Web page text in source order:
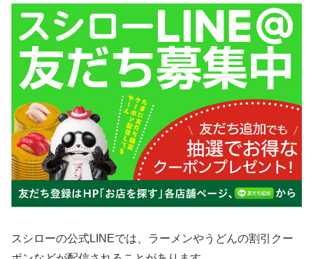
スシローの公式LINEでは、ラーメンやうどんの割引クー